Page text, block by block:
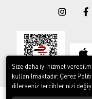
Size daha iyi hizmet
kullanılmaktadır. Çerez
dilerseniz tercihlerinizi